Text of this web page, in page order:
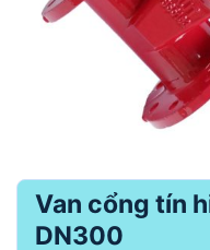
Van cổng tín
DN300